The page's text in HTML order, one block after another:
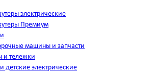
электрические
Премиум
машины и запчасти
и тележки
детские электрические